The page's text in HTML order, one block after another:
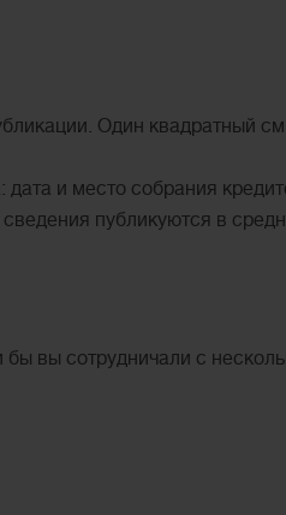
Один квадратный
и место собрания
публикуются в
вы сотрудничали с